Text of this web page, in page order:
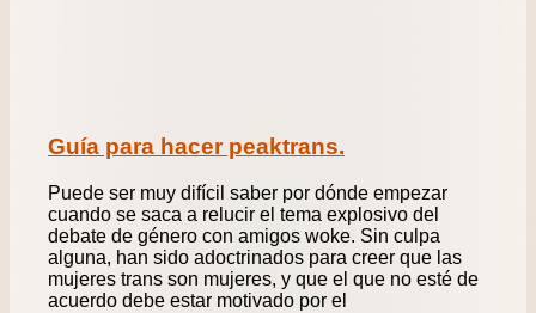
Guía para hacer peaktrans.
Puede ser muy difícil saber por dónde empezar
cuando se saca a relucir el tema explosivo del
debate de género con amigos woke. Sin culpa
alguna, han sido adoctrinados para creer que las
mujeres trans son mujeres, y que el que no esté de
acuerdo debe estar motivado por el